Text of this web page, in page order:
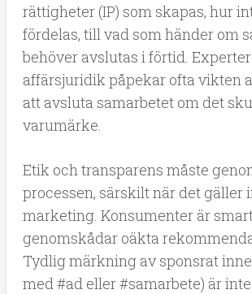
rättigheter (IP) som skapas, hur
fördelas, till vad som händer om
behöver avslutas i förtid.
affärsjuridik påpekar ofta vikten
att avsluta samarbetet om det
varumärke.
Etik och transparens måste
processen, särskilt när det gäller
marketing. Konsumenter är
genomskådar oäkta
Tydlig märkning av sponsrat
med #ad eller #samarbete) är